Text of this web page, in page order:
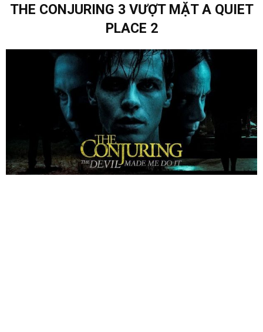
THE CONJURING 3 VƯỢT MẶT A QUIET
PLACE 2